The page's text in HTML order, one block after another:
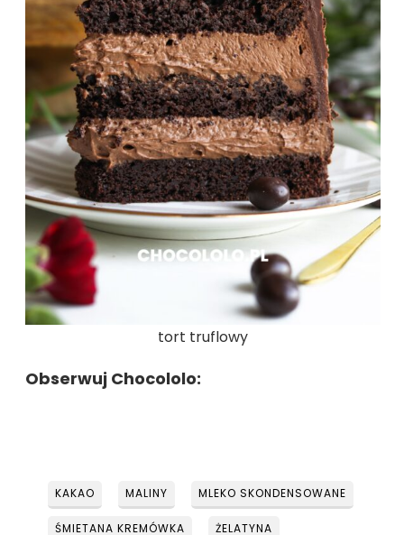
tort truflowy
Obserwuj Chocololo:
KAKAO MALINY MLEKO SKONDENSOWANE
ŚMIETANA KREMÓWKA ŻELATYNA